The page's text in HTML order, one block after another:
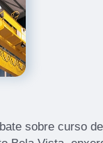
sobre curso